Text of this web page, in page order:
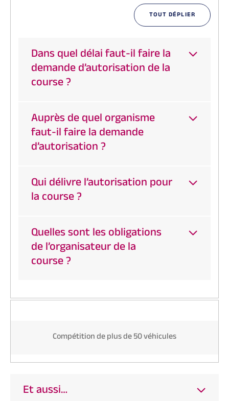
TOUT DÉPLIER
Dans quel délai faut-il faire la
demande d’autorisation de la
course ?
Auprès de quel organisme
faut-il faire la demande
d’autorisation ?
Qui délivre l’autorisation pour
la course ?
Quelles sont les obligations
de l’organisateur de la
course ?
Compétition de plus de 50 véhicules
Et aussi…